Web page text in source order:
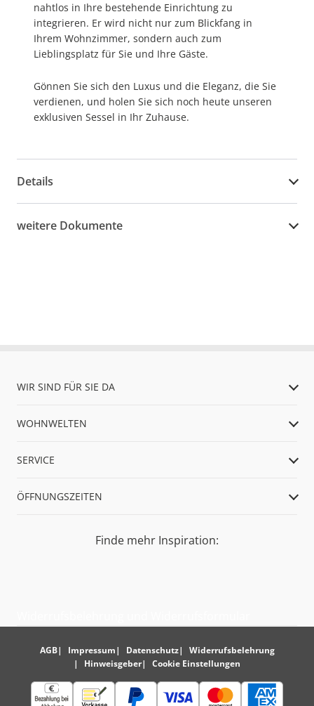
nahtlos in Ihre bestehende Einrichtung zu
integrieren. Er wird nicht nur zum Blickfang in
Ihrem Wohnzimmer, sondern auch zum
Lieblingsplatz für Sie und Ihre Gäste.
Gönnen Sie sich den Luxus und die Eleganz, die Sie
verdienen, und holen Sie sich noch heute unseren
exklusiven Sessel in Ihr Zuhause.
Details
weitere Dokumente
WIR SIND FÜR SIE DA
WOHNWELTEN
SERVICE
ÖFFNUNGSZEITEN
Finde mehr Inspiration:
AGB Impressum Datenschutz
Widerrufsbelehrung
Hinweisgeber
Cookie Einstellungen